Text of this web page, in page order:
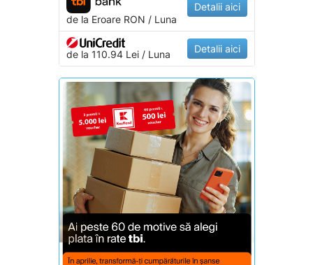
de la EroareRON / Luna
Detalii aici
de la 110.94 Lei / Luna Detalii aici